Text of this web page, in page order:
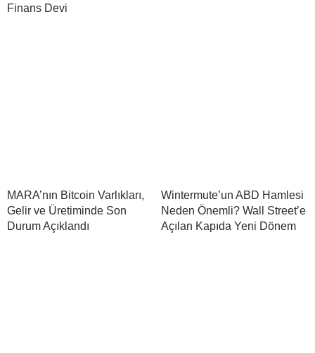
Finans Devi
MARA’nın Bitcoin Varlıkları,
Gelir ve Üretiminde Son
Durum Açıklandı
Wintermute’un ABD Hamlesi
Neden Önemli? Wall Street’e
Açılan Kapıda Yeni Dönem